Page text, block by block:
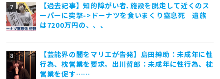
【過去記事】知的障がい者､施設を脱走して近くのス
ーパーに突撃->ドーナツを食いまくり窒息死 遺族
は7200万円の、、、
【芸能界の闇をマリエが告発】島田紳助：未成年に性
行為、枕営業を要求。出川哲郎：未成年に性行為、枕
営業を促す……